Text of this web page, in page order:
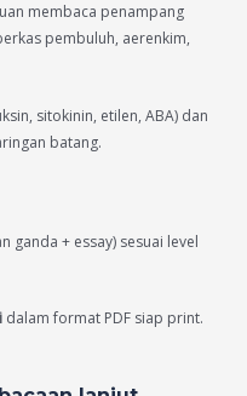
membaca penampang
pembuluh, aerenkim,
sitokinin, etilen, ABA) dan
batang.
ganda + essay) sesuai level
dalam format PDF siap print.